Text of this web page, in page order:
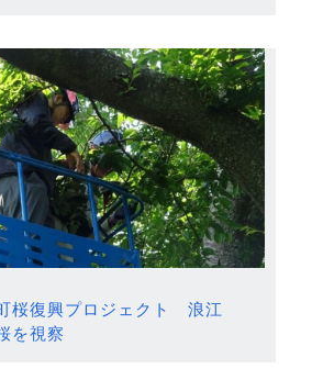
桜復興プロジェクト 浪江
を視察